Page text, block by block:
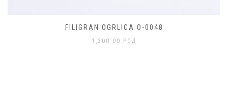
FILIGRAN OGRLICA O-0048
1,300.00 РСД